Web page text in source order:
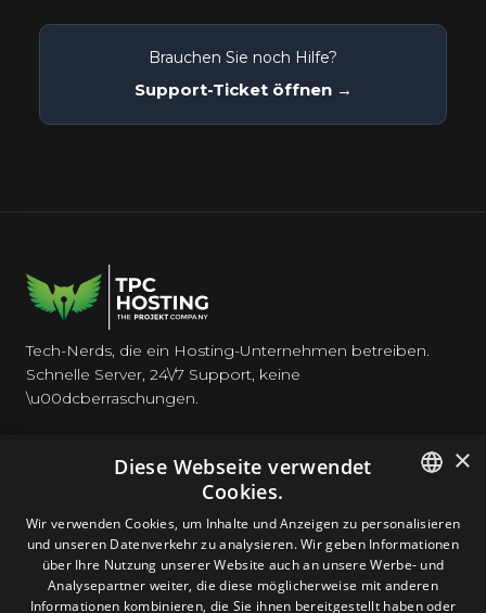
Brauchen Sie noch Hilfe?
Support-Ticket öffnen →
Tech-Nerds, die ein Hosting-Unternehmen betreiben.
Schnelle Server, 24\/7 Support, keine
\u00dcberraschungen.
HOSTING
DOMAINS & E-MAIL
ENGLISH
ROMANIAN
×
Diese Webseite verwendet
Cookies.
Wir verwenden Cookies, um Inhalte und Anzeigen zu personalisieren
und unseren Datenverkehr zu analysieren. Wir geben Informationen
über Ihre Nutzung unserer Website auch an unsere Werbe- und
Analysepartner weiter, die diese möglicherweise mit anderen
Informationen kombinieren, die Sie ihnen bereitgestellt haben oder